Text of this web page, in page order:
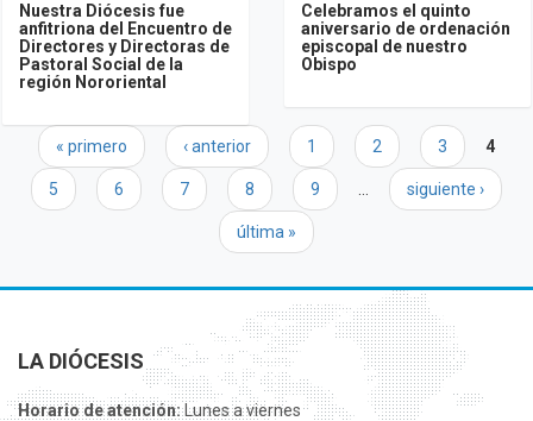
Nuestra Diócesis fue
anfitriona del Encuentro de
Directores y Directoras de
Pastoral Social de la
región Nororiental
Celebramos el quinto
aniversario de ordenación
episcopal de nuestro
Obispo
Páginas
« primero ‹ anterior 1 2 3 4
5 6 7 8 9 … siguiente ›
última »
LA DIÓCESIS
Horario de atención:Lunes a viernes